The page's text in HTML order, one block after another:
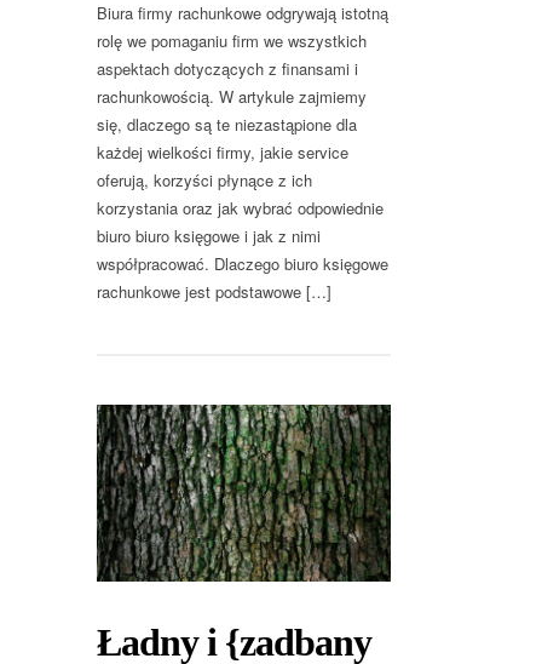
Biura firmy rachunkowe odgrywają istotną
rolę we pomaganiu firm we wszystkich
aspektach dotyczących z finansami i
rachunkowością. W artykule zajmiemy
się, dlaczego są te niezastąpione dla
każdej wielkości firmy, jakie service
oferują, korzyści płynące z ich
korzystania oraz jak wybrać odpowiednie
biuro biuro księgowe i jak z nimi
współpracować. Dlaczego biuro księgowe
rachunkowe jest podstawowe […]
Ładny i {zadbany